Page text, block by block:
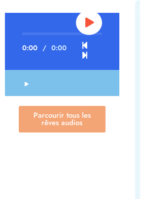
0:00 / 0:00
Parcourir tous les
rêves audios